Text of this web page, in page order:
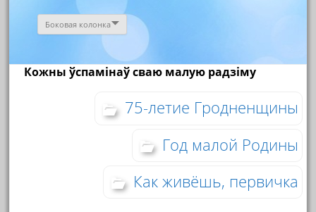
Боковая колонка
Кожны ўспамінаў сваю малую радзіму
75-летие Гродненщины
Год малой Родины
Как живёшь, первичка